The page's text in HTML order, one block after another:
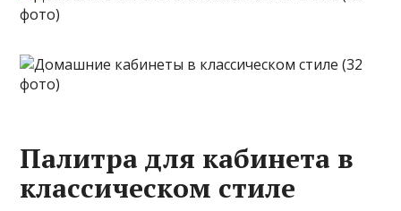
Палитра для кабинета в
классическом стиле